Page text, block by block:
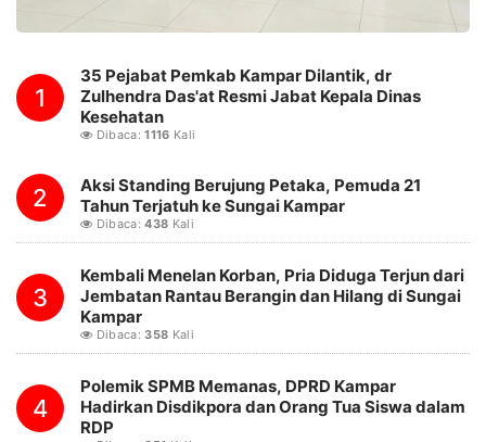
1
35 Pejabat Pemkab Kampar Dilantik, dr
Zulhendra Das'at Resmi Jabat Kepala Dinas
Kesehatan
Dibaca:1116 Kali
2
Aksi Standing Berujung Petaka, Pemuda 21
Tahun Terjatuh ke Sungai Kampar
Dibaca:438 Kali
3
Kembali Menelan Korban, Pria Diduga Terjun dari
Jembatan Rantau Berangin dan Hilang di Sungai
Kampar
Dibaca:358 Kali
4
Polemik SPMB Memanas, DPRD Kampar
Hadirkan Disdikpora dan Orang Tua Siswa dalam
RDP